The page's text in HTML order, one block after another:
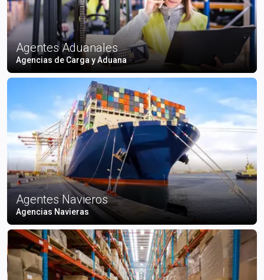
Agentes Aduanales
Agencias de Carga y Aduana
Agentes Navieros
Agencias Navieras